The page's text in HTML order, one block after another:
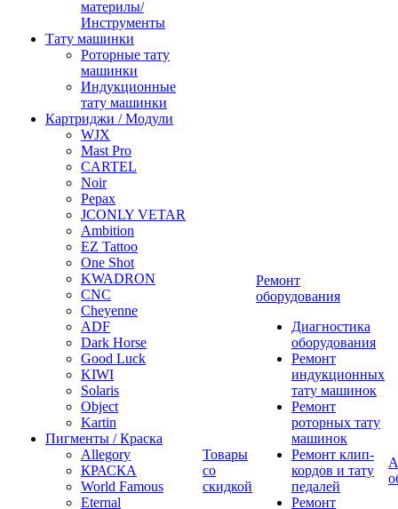
материлы/
Инструменты
Тату машинки
Роторные тату
машинки
Индукционные
тату машинки
Картриджи / Модули
WJX
Mast Pro
CARTEL
Noir
Pepax
JCONLY VETAR
Ambition
EZ Tattoo
One Shot
KWADRON
CNC
Cheyenne
ADF
Dark Horse
Good Luck
KIWI
Solaris
Object
Kartin
Пигменты / Краска
Allegory
КРАСКА
World Famous
Eternal
Товары
со
скидкой
Ремонт
оборудования
Диагностика
оборудования
Ремонт
индукционных
тату машинок
Ремонт
роторных тату
машинок
Ремонт клип-
кордов и тату
педалей
Ремонт